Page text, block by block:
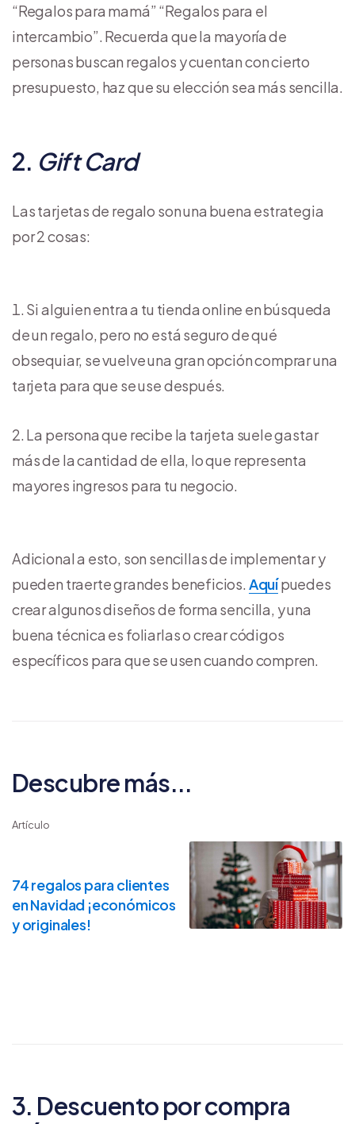
“Regalos para mamá” “Regalos para el
intercambio”. Recuerda que la mayoría de
personas buscan regalos y cuentan con cierto
presupuesto, haz que su elección sea más sencilla.
2. Gift Card
Las tarjetas de regalo son una buena estrategia
por 2 cosas:
Si alguien entra a tu tienda online en búsqueda
de un regalo, pero no está seguro de qué
obsequiar, se vuelve una gran opción comprar una
tarjeta para que se use después.
La persona que recibe la tarjeta suele gastar
más de la cantidad de ella, lo que representa
mayores ingresos para tu negocio.
Adicional a esto, son sencillas de implementar y
pueden traerte grandes beneficios. Aquípuedes
crear algunos diseños de forma sencilla, y una
buena técnica es foliarlas o crear códigos
específicos para que se usen cuando compren.
Descubre más...
Artículo
74 regalos para clientes
en Navidad ¡económicos
y originales!
3. Descuento por compra